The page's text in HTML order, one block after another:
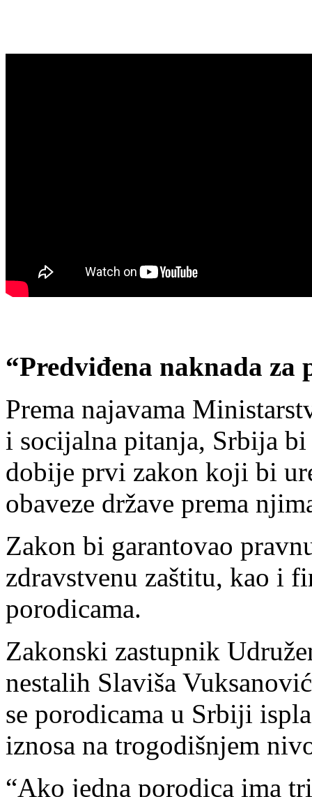
“Predviđena naknada za
Prema najavama
i socijalna pitanja, Srbija
dobije prvi zakon koji bi
obaveze države prema
Zakon bi garantovao
zdravstvenu zaštitu, kao i
porodicama.
Zakonski zastupnik
nestalih Slaviša
se porodicama u Srbiji
iznosa na trogodišnjem
“Ako jedna porodica ima